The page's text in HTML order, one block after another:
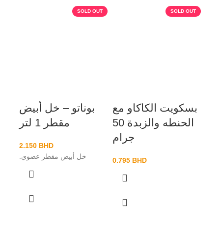
SOLD OUT
بسكويت الكاكاو مع
الحنطه والزبدة 50
جرام
0.795 BHD
SOLD OUT
بوناتو – خل أبيض
مقطر 1 لتر
2.150 BHD
خل أبيض مقطر عضوي.